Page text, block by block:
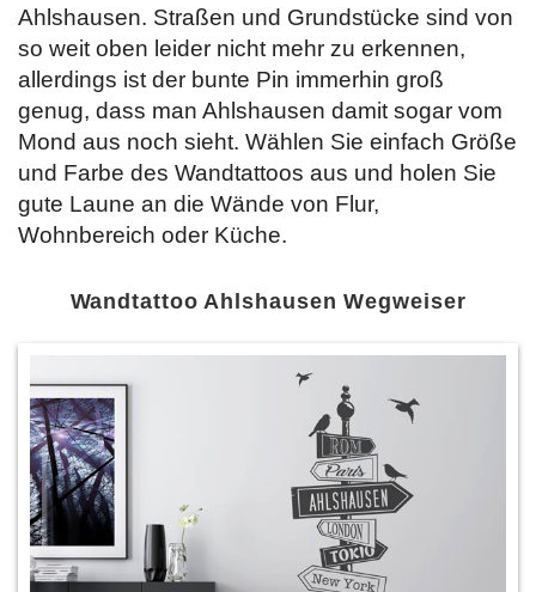
Ahlshausen. Straßen und Grundstücke sind von
so weit oben leider nicht mehr zu erkennen,
allerdings ist der bunte Pin immerhin groß
genug, dass man Ahlshausen damit sogar vom
Mond aus noch sieht. Wählen Sie einfach Größe
und Farbe des Wandtattoos aus und holen Sie
gute Laune an die Wände von Flur,
Wohnbereich oder Küche.
Wandtattoo Ahlshausen Wegweiser